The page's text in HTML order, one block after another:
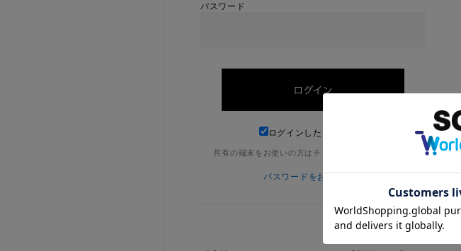
パスワード
ログインしたままにする
共有の端末をお使いの方はチェックを外してください
パスワードをお忘れの方